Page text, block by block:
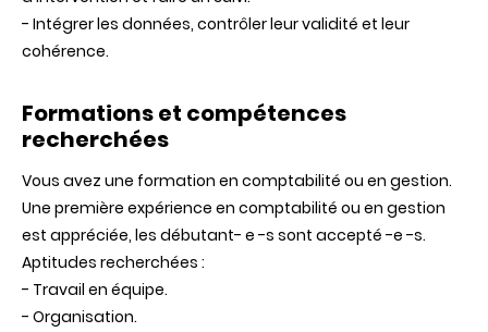
- Intégrer les données, contrôler leur validité et leur
cohérence.
Formations et compétences
recherchées
Vous avez une formation en comptabilité ou en gestion.
Une première expérience en comptabilité ou en gestion
est appréciée, les débutant- e -s sont accepté -e -s.
Aptitudes recherchées :
- Travail en équipe.
- Organisation.